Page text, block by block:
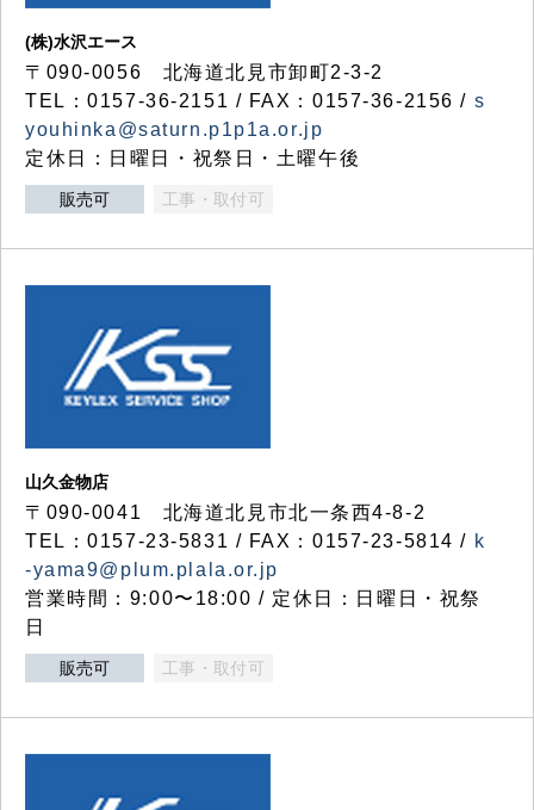
(株)水沢エース
〒090-0056 北海道北見市卸町2-3-2
TEL：0157-36-2151 / FAX：0157-36-2156 / s
youhinka@saturn.p1p1a.or.jp
定休日：日曜日・祝祭日・土曜午後
販売可 工事・取付可
山久金物店
〒090-0041 北海道北見市北一条西4-8-2
TEL：0157-23-5831 / FAX：0157-23-5814 / k
-yama9@plum.plala.or.jp
営業時間：9:00〜18:00 / 定休日：日曜日・祝祭
日
販売可 工事・取付可